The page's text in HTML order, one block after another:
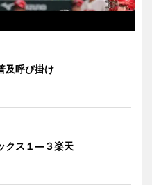
及呼び掛け
クス１―３楽天